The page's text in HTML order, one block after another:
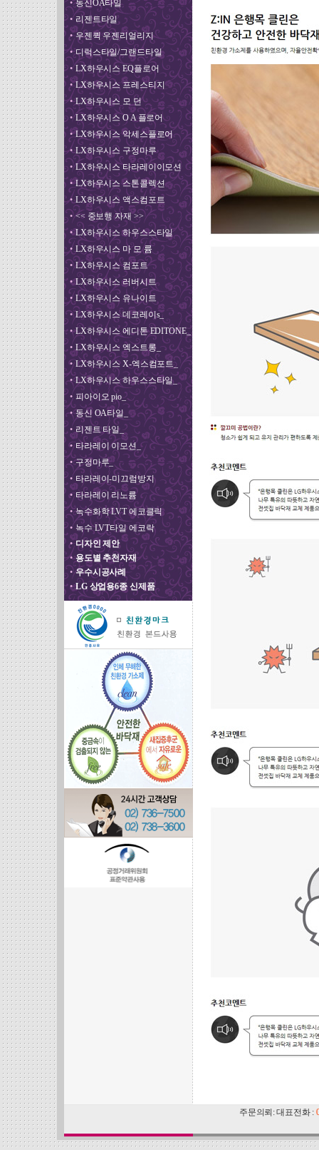
• 동신OA타일
• 리젠트타일
• 우젠퀵 우젠리얼리지
• 디럭스타일/그랜드타일
• LX하우시스 EQ플로어
• LX하우시스 프레스티지
• LX하우시스 모 던
• LX하우시스 O A 플로어
• LX하우시스 악세스플로어
• LX하우시스 구정마루
• LX하우시스 타라레이이모션
• LX하우시스 스톤콜렉션
• LX하우시스 액스컴포트
• << 중보행 자재 >>
• LX하우시스 하우스스타일
• LX하우시스 마 모 륨
• LX하우시스 컴포트
• LX하우시스 러버시트
• LX하우시스 유나이트
• LX하우시스 데코레이s_
• LX하우시스 에디톤 EDITONE_
• LX하우시스 엑스트롱_
• LX하우시스 X-엑스컴포트_
• LX하우시스 하우스스타일_
• 피아이오 pio_
• 동신 OA타일_
• 리젠트 타일_
• 타라레이 이모션_
• 구정마루_
• 타라레이-미끄럼방지
• 타라레이 리노륨
• 녹수화학 LVT 에코클릭
• 녹수 LVT타일 에코락
• 디자인 제안
• 용도별 추천자재
• 우수시공사례
• LG 상업용6종 신제품
주문의뢰: 대표전화 :